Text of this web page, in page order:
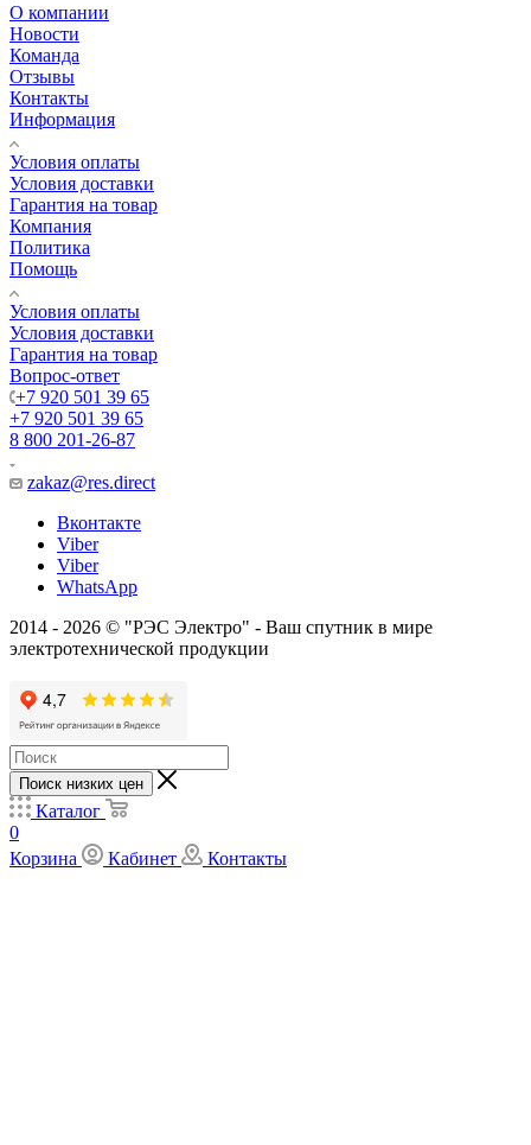
О компании
Новости
Команда
Отзывы
Контакты
Информация
Условия оплаты
Условия доставки
Гарантия на товар
Компания
Политика
Помощь
Условия оплаты
Условия доставки
Гарантия на товар
Вопрос-ответ
+7 920 501 39 65
+7 920 501 39 65
8 800 201-26-87
zakaz@res.direct
Вконтакте
Viber
Viber
WhatsApp
2014 - 2026 © "РЭС Электро" - Ваш спутник в мире
электротехнической продукции
Поиск низких цен
Каталог
0
Корзина
Кабинет Контакты